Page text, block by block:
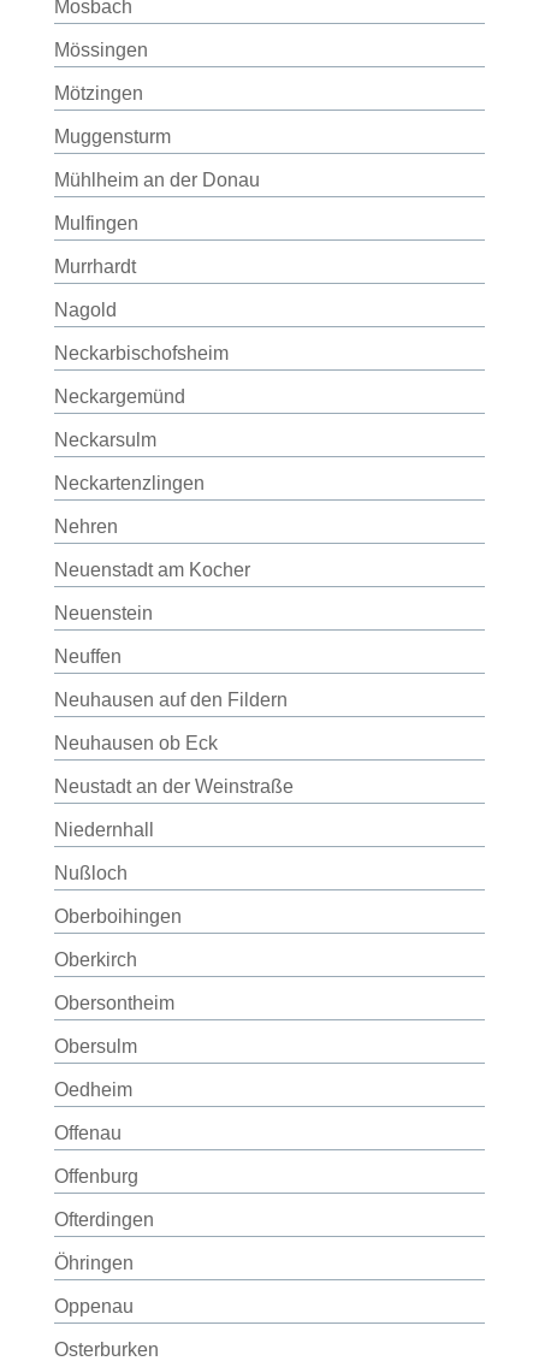
Mosbach
Mössingen
Mötzingen
Muggensturm
Mühlheim an der Donau
Mulfingen
Murrhardt
Nagold
Neckarbischofsheim
Neckargemünd
Neckarsulm
Neckartenzlingen
Nehren
Neuenstadt am Kocher
Neuenstein
Neuffen
Neuhausen auf den Fildern
Neuhausen ob Eck
Neustadt an der Weinstraße
Niedernhall
Nußloch
Oberboihingen
Oberkirch
Obersontheim
Obersulm
Oedheim
Offenau
Offenburg
Ofterdingen
Öhringen
Oppenau
Osterburken